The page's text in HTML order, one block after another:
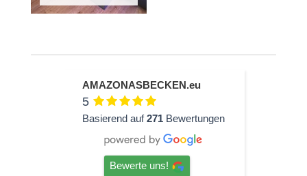
AMAZONASBECKEN.eu
5
Basierend auf271 Bewertungen
Bewerte uns!